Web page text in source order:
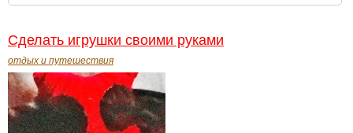
Сделать игрушки своими руками
отдых и путешествия